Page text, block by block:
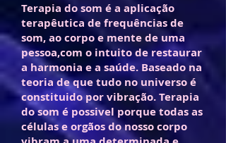
Terapia do som é a aplicação
terapêutica de frequências de
som, ao corpo e mente de uma
pessoa,com o intuito de restaurar
a harmonia e a saúde. Baseado na
teoria de que tudo no universo é
constituido por vibração. Terapia
do som é possivel porque todas as
células e orgãos do nosso corpo